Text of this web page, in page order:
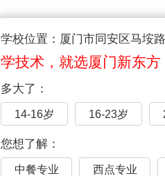
学校位置：厦门市同安区马垵
学技术，就选厦门新东方
多大了：
14-16岁 16-23岁
您想了解：
中餐专业 西点专业